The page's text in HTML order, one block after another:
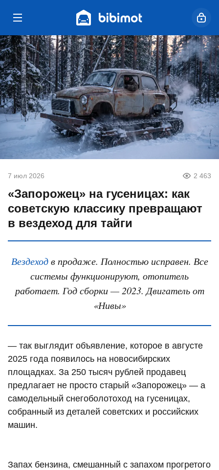
7 июл 2026 2 463
«Запорожец» на гусеницах: как
советскую классику превращают
в вездеход для тайги
Вездеходв продаже. Полностью исправен. Все
системы функционируют, отопитель
работает. Год сборки — 2023. Двигатель от
«Нивы»
— так выглядит объявление, которое в августе
2025 года появилось на новосибирских
площадках. За 250 тысяч рублей продавец
предлагает не просто старый «Запорожец» — а
самодельный снегоболотоход на гусеницах,
собранный из деталей советских и российских
машин.
Запах бензина, смешанный с запахом прогретого